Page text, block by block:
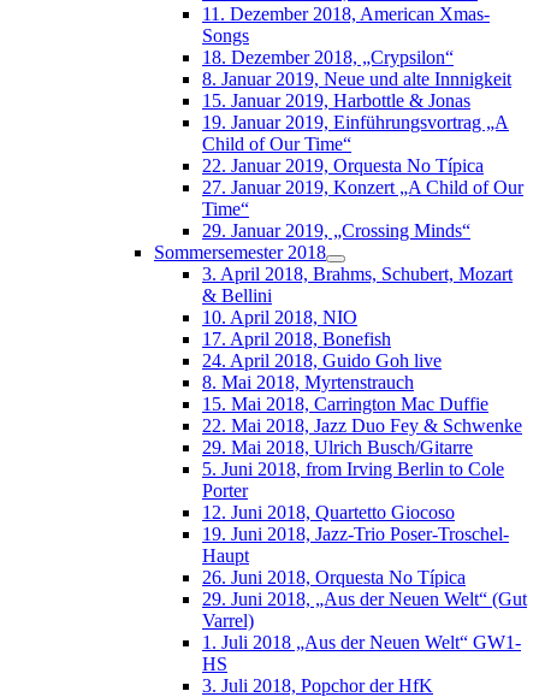
11. Dezember 2018, American Xmas-
Songs
18. Dezember 2018, „Crypsilon“
8. Januar 2019, Neue und alte Innnigkeit
15. Januar 2019, Harbottle & Jonas
19. Januar 2019, Einführungsvortrag „A
Child of Our Time“
22. Januar 2019, Orquesta No Típica
27. Januar 2019, Konzert „A Child of Our
Time“
29. Januar 2019, „Crossing Minds“
Sommersemester 2018
3. April 2018, Brahms, Schubert, Mozart
& Bellini
10. April 2018, NIO
17. April 2018, Bonefish
24. April 2018, Guido Goh live
8. Mai 2018, Myrtenstrauch
15. Mai 2018, Carrington Mac Duffie
22. Mai 2018, Jazz Duo Fey & Schwenke
29. Mai 2018, Ulrich Busch/Gitarre
5. Juni 2018, from Irving Berlin to Cole
Porter
12. Juni 2018, Quartetto Giocoso
19. Juni 2018, Jazz-Trio Poser-Troschel-
Haupt
26. Juni 2018, Orquesta No Típica
29. Juni 2018, „Aus der Neuen Welt“ (Gut
Varrel)
1. Juli 2018 „Aus der Neuen Welt“ GW1-
HS
3. Juli 2018, Popchor der HfK